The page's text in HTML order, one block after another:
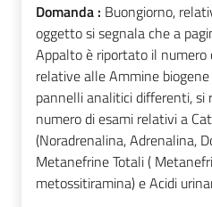
Domanda : Buongiorno,
oggetto si segnala che a
Appalto è riportato il numero
relative alle Ammine
pannelli analitici differenti, si
numero di esami relativi a
(Noradrenalina, Adrenalina,
Metanefrine Totali (
metossitiramina) e Acidi